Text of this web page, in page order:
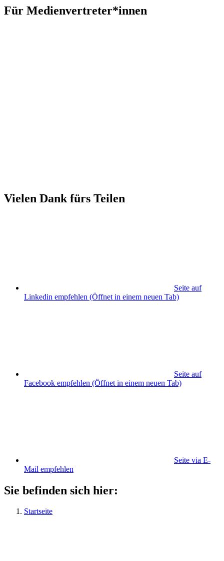
Für Medienvertreter*innen
Vielen Dank fürs Teilen
Seite auf
Linkedin empfehlen (Öffnet in einem neuen Tab)
Seite auf
Facebook empfehlen (Öffnet in einem neuen Tab)
Seite via E-
Mail empfehlen
Sie befinden sich hier:
Startseite